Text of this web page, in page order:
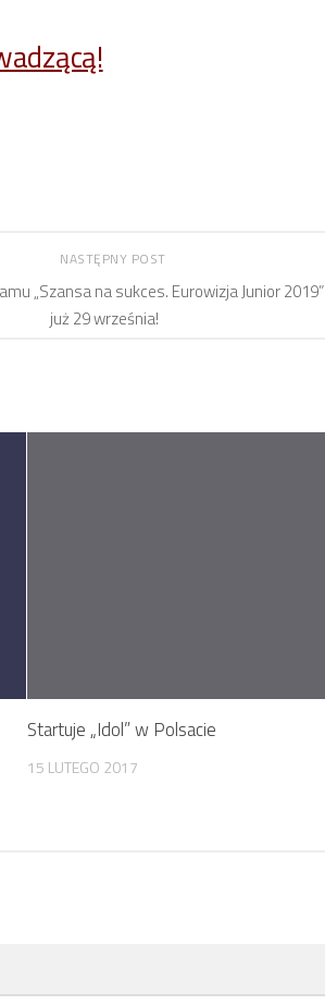
NASTĘPNY POST
„Szansa na sukces. Eurowizja Junior 2019”
już 29 września!
Startuje „Idol” w Polsacie
15 LUTEGO 2017